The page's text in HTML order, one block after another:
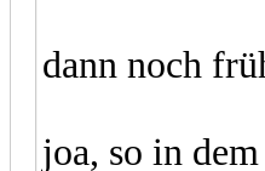
dann noch
joa, so in